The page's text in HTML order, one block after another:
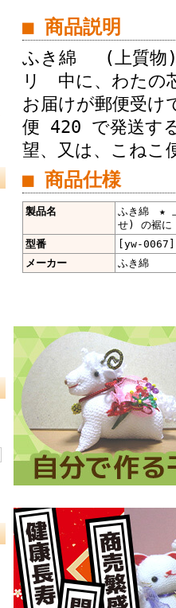
■ 商品説明
ふき綿 (上質
リ 中に、わた
お届けが郵便受け
便 420 で発送す
望、又は、こね
■ 商品仕様
製品名
ふき綿 ★
せ) の裾
型番
[yw-0067]
メーカー
ふき綿